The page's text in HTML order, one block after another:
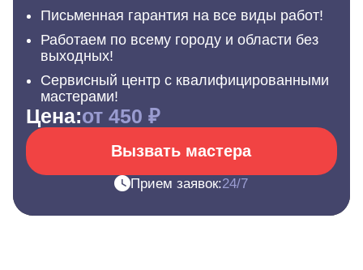
Письменная гарантия на все виды работ!
Работаем по всему городу и области без
выходных!
Сервисный центр с квалифицированными
мастерами!
Цена:от 450 ₽
Вызвать мастера
Прием заявок:24/7